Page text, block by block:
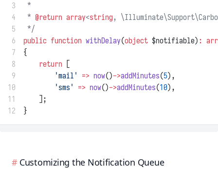
3
*
4
* @return array<string,
5
*/
6
public function withDelay(object $notifiable) :
7
{
8
return [
9
'mail' => now()->addMinutes(5),
10
'sms' => now()->addMinutes(10),
11
    ];
12
}
Customizing the Notification Queue